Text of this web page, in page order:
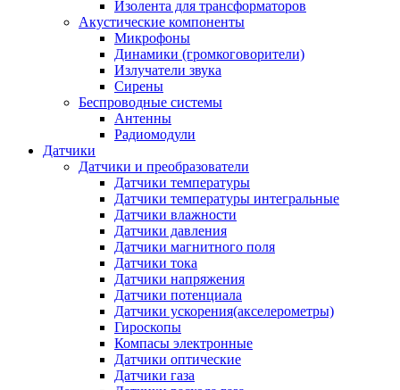
Изолента для трансформаторов
Акустические компоненты
Микрофоны
Динамики (громкоговорители)
Излучатели звука
Сирены
Беспроводные системы
Антенны
Радиомодули
Датчики
Датчики и преобразователи
Датчики температуры
Датчики температуры интегральные
Датчики влажности
Датчики давления
Датчики магнитного поля
Датчики тока
Датчики напряжения
Датчики потенциала
Датчики ускорения(акселерометры)
Гироскопы
Компасы электронные
Датчики оптические
Датчики газа